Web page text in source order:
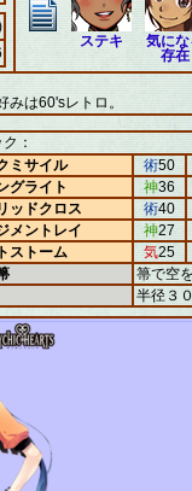
ステキ
気に
存在
は60'sレトロ。
：
ミサイル
術50
グライト
神36
ッドクロス
術40
メントレイ
神27
ストーム
気25
箒で空
半径３